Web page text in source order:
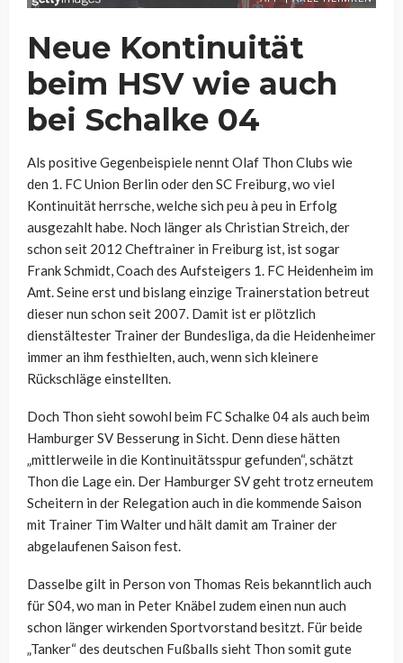
Neue Kontinuität
beim HSV wie auch
bei Schalke 04
Als positive Gegenbeispiele nennt Olaf Thon Clubs wie
den 1. FC Union Berlin oder den SC Freiburg, wo viel
Kontinuität herrsche, welche sich peu à peu in Erfolg
ausgezahlt habe. Noch länger als Christian Streich, der
schon seit 2012 Cheftrainer in Freiburg ist, ist sogar
Frank Schmidt, Coach des Aufsteigers 1. FC Heidenheim im
Amt. Seine erst und bislang einzige Trainerstation betreut
dieser nun schon seit 2007. Damit ist er plötzlich
dienstältester Trainer der Bundesliga, da die Heidenheimer
immer an ihm festhielten, auch, wenn sich kleinere
Rückschläge einstellten.
Doch Thon sieht sowohl beim FC Schalke 04 als auch beim
Hamburger SV Besserung in Sicht. Denn diese hätten
„mittlerweile in die Kontinuitätsspur gefunden“, schätzt
Thon die Lage ein. Der Hamburger SV geht trotz erneutem
Scheitern in der Relegation auch in die kommende Saison
mit Trainer Tim Walter und hält damit am Trainer der
abgelaufenen Saison fest.
Dasselbe gilt in Person von Thomas Reis bekanntlich auch
für S04, wo man in Peter Knäbel zudem einen nun auch
schon länger wirkenden Sportvorstand besitzt. Für beide
„Tanker“ des deutschen Fußballs sieht Thon somit gute